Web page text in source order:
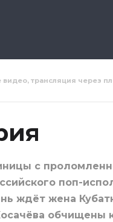
трансляция через
с
поп-
ждёт жена